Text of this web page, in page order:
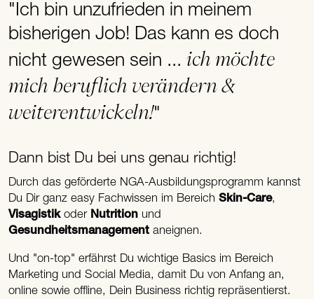
"Ich bin unzufrieden in meinem
bisherigen Job! Das kann es doch
nicht gewesen sein ...ich möchte
mich beruflich verändern &
weiterentwickeln!"
Dann bist Du bei uns genau richtig!
Durch das geförderte NGA-Ausbildungsprogramm kannst
Du Dir ganz easy Fachwissen im BereichSkin-Care,
Visagistikoder Nutrition und
Gesundheitsmanagementaneignen.
Und "on-top" erfährst Du wichtige Basics im Bereich
Marketing und Social Media, damit Du von Anfang an,
online sowie offline, Dein Business richtig repräsentierst.